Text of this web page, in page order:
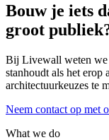
Bouw je iets
groot
Bij Livewall weten we
stanhoudt als het erop
architectuurkeuzes te
Neem contact op met
What we do